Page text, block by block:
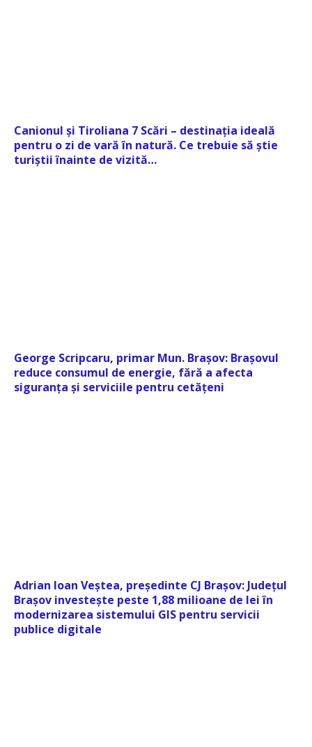
Canionul și Tiroliana 7 Scări – destinația ideală
pentru o zi de vară în natură. Ce trebuie să știe
turiștii înainte de vizită…
George Scripcaru, primar Mun. Brașov: Brașovul
reduce consumul de energie, fără a afecta
siguranța și serviciile pentru cetățeni
Adrian Ioan Veștea, președinte CJ Brașov: Județul
Brașov investește peste 1,88 milioane de lei în
modernizarea sistemului GIS pentru servicii
publice digitale